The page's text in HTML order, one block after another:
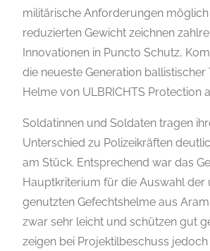
militärische Anforderungen
reduzierten Gewicht zeichnen
Innovationen in Puncto Schutz,
die neueste Generation
Helme von ULBRICHTS Protection
Soldatinnen und Soldaten tragen
Unterschied zu Polizeikräften
am Stück. Entsprechend war das
Hauptkriterium für die Auswahl der
genutzten Gefechtshelme aus
zwar sehr leicht und schützen gut
zeigen bei Projektilbeschuss